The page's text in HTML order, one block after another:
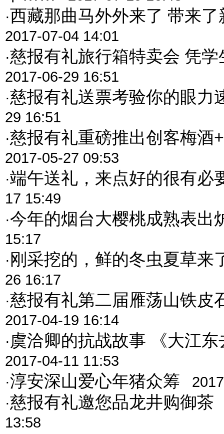
·西藏那曲马外外来了 带来了
2017-07-04 14:01
·慈报有礼旅行箱特卖会 凭
2017-06-29 16:51
·慈报有礼送票考验你的眼力
29 16:51
·慈报有礼重磅推出创客梅酒
2017-05-27 09:53
·端午送礼，来点好的很有必
17 15:49
·今年的烟台大樱桃成熟表出
15:17
· 刚采挖的，鲜的冬虫夏草来
26 16:17
·慈报有礼第二届雁荡山铁皮
2017-04-19 16:14
· 虞洽卿的抗战故事 《大江
2017-04-11 11:53
·淳安深山爱心年猪众筹
·慈报有礼邀您品龙井购御茶
13:58